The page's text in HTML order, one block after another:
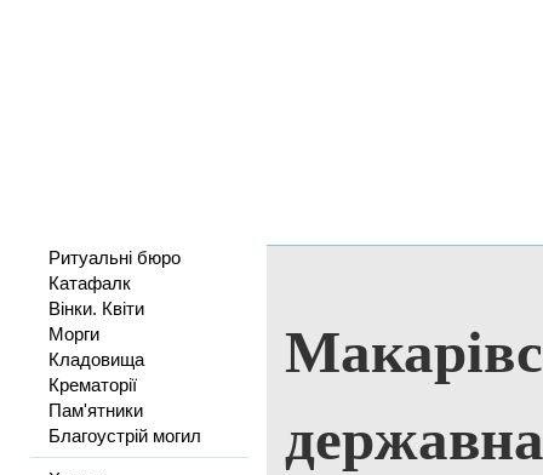
Ритуальні бюро
Катафалк
Вінки. Квіти
Морги
Кладовища
Крематорії
Пам'ятники
Благоустрій могил